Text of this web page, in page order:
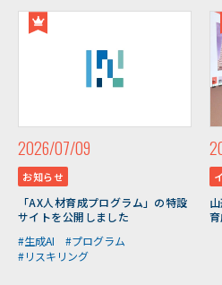
2026/07/09
お知らせ
「AX人材育成プログラム」の特設
サイトを公開しました
#生成AI
#プログラム
#リスキリング